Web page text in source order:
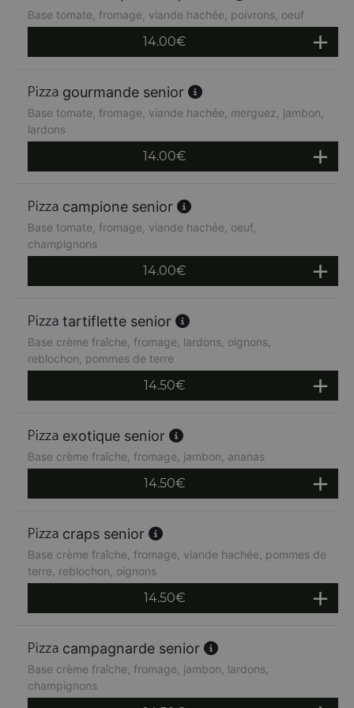
Base tomate, fromage, viande hachée, poivrons, oeuf
14.00€
gourmande senior
Base tomate, fromage, viande hachée, merguez, jambon,
lardons
14.00€
campione senior
Base tomate, fromage, viande hachée, oeuf,
champignons
14.00€
tartiflette senior
Base crème fraîche, fromage, lardons, oignons,
reblochon, pommes de terre
14.50€
exotique senior
Base crème fraîche, fromage, jambon, ananas
14.50€
craps senior
Base crème fraîche, fromage, viande hachée, pommes de
terre, reblochon, oignons
14.50€
campagnarde senior
Base crème fraîche, fromage, jambon, lardons,
champignons